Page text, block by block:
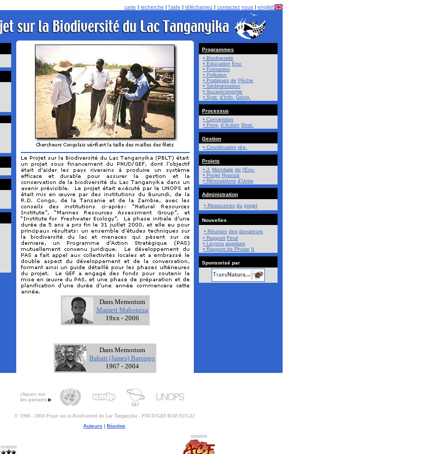
carte | recherche | l'aide | téléchargez | contactez nous | english
Dans Memorium
Mamert Maboneza
19xx - 2006
Dans Memorium
Bahati (James) Barongo
1967 - 2004
Programmes
• Biodiversité
• Education Env.
• Formation
• Pollution
• Pratiques de Pêche
• Sédimentation
• Socioéconomie
• Syst. d'Info. Géog.
Processus
• Convention
• Prog.
d'Action Strat.
Gestion
• Coordination rég.
Projets
• J. Mondiale de l'Env.
• Projet Nyanza
• Rénovations d'Uvira
Administration
• Ressources du projet
Nouvelles
• Réunion des donateurs
• Rapport Final
• Leçons apprises
• Rapport de Phase II
Sponsorisé par
cliquez sur
les parrains
© 1998 - 2004 Projet sur la Biodiversité du Lac Tanganyika - PNUD/GEF/RAF/92/G32
Auteurs | Réaction
membre
membre